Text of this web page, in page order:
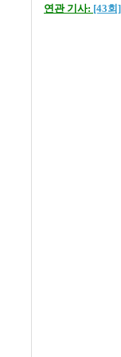
연관 기사: [43회